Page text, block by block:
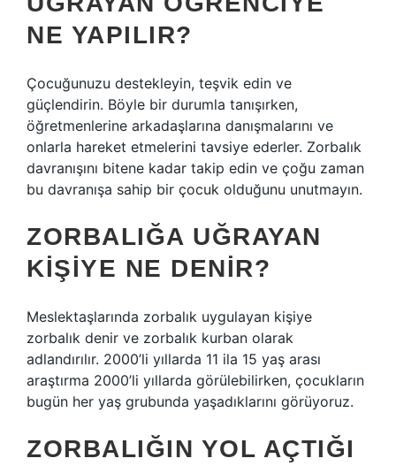
NE YAPILIR?
Çocuğunuzu destekleyin, teşvik edin ve
güçlendirin. Böyle bir durumla tanışırken,
öğretmenlerine arkadaşlarına danışmalarını ve
onlarla hareket etmelerini tavsiye ederler. Zorbalık
davranışını bitene kadar takip edin ve çoğu zaman
bu davranışa sahip bir çocuk olduğunu unutmayın.
ZORBALIĞA UĞRAYAN
KIŞIYE NE DENIR?
Meslektaşlarında zorbalık uygulayan kişiye
zorbalık denir ve zorbalık kurban olarak
adlandırılır. 2000’li yıllarda 11 ila 15 yaş arası
araştırma 2000’li yıllarda görülebilirken, çocukların
bugün her yaş grubunda yaşadıklarını görüyoruz.
ZORBALIĞIN YOL AÇTIĞI